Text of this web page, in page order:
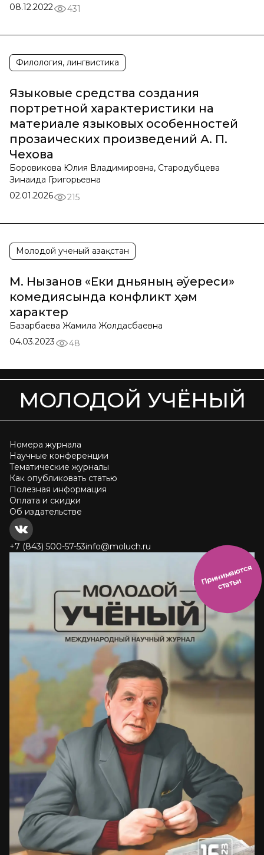
08.12.2022
431
Филология, лингвистика
Языковые средства создания
портретной характеристики на
материале языковых особенностей
прозаических произведений А. П.
Чехова
Боровикова Юлия Владимировна, Стародубцева
Зинаида Григорьевна
02.01.2026
215
Молодой ученый Қазақстан
М. Нызанов «Еки дүньяныӊ әўереси»
комедиясында конфликт ҳәм
характер
Базарбаева Жамила Жолдасбаевна
04.03.2023
48
МОЛОДОЙ УЧЁНЫЙ
Номера журнала
Научные конференции
Тематические журналы
Как опубликовать статью
Полезная информация
Оплата и скидки
Об издательстве
+7 (843) 500-57-53info@moluch.ru
П
р
и
н
и
м
а
ют
с
я
ст
ать
и